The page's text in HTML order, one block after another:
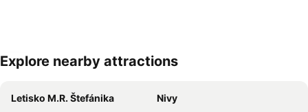
Explore nearby attractions
Letisko M.R. Štefánika
Nivy